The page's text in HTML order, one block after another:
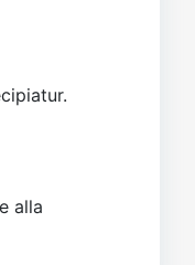
alla